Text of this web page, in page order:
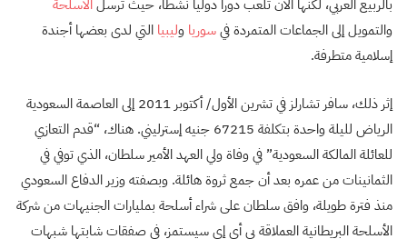
بالربيع العربي، لكنها الآن تلعب دورا دوليا نشطا، حيث ترسلالأسلحة
والتمويل إلى الجماعات المتمردة فيسوريا وليبيا التي لدى بعضها أجندة
إسلامية متطرفة.
إثر ذلك، سافر تشارلز في تشرين الأول/ أكتوبر 2011 إلى العاصمة السعودية
الرياض لليلة واحدة بتكلفة 67215 جنيه إسترليني. هناك، “قدم التعازي
للعائلة المالكة السعودية” في وفاة ولي العهد الأمير سلطان، الذي توفي في
الثمانينات من عمره بعد أن جمع ثروة هائلة. وبصفته وزير الدفاع السعودي
منذ فترة طويلة، وافق سلطان على شراء أسلحة بمليارات الجنيهات من شركة
الأسلحة البريطانية العملاقة بي أي إي سيستمز، في صفقات شابتها شبهات